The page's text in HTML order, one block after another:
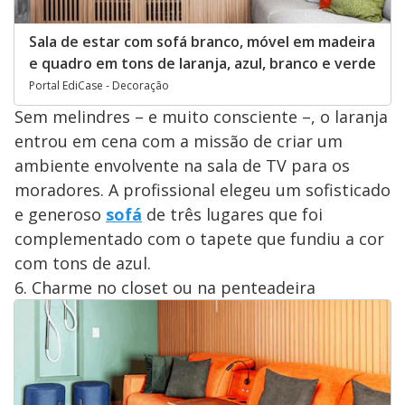
Sala de estar com sofá branco, móvel em madeira
e quadro em tons de laranja, azul, branco e verde
Portal EdiCase - Decoração
Sem melindres – e muito consciente –, o laranja
entrou em cena com a missão de criar um
ambiente envolvente na sala de TV para os
moradores. A profissional elegeu um sofisticado
e generoso sofá de três lugares que foi
complementado com o tapete que fundiu a cor
com tons de azul.
6. Charme no closet ou na penteadeira